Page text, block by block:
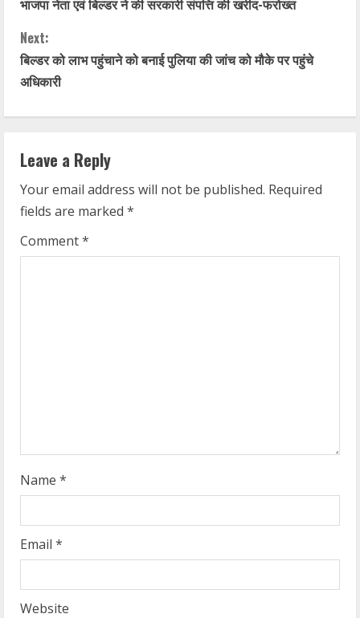
o
n
t
i
n
u
e
R
g
भाजपा नेता एवं बिल्डर ने की सरकारी संपत्ति की खरीद-फरोख्त
Next:
बिल्डर को लाभ पहुंचाने को बनाई पुलिया की जांच को मौके पर पहुंचे
अधिकारी
Leave a Reply
Your email address will not be published. Required
fields are marked *
Comment*
Name *
Email *
Website